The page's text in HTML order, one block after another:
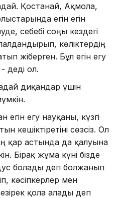
Қостанай, Ақмола,
егін егін
себебі соңғы кездегі
көліктердің
жіберген. Бұл егін егу
деді ол.
диқандар үшін
егін егу науқаны, күзгі
кешіктіретіні сөзсіз. Ол
қар астында да қалуына
Бірақ жұма күні бізде
болады деп болжанып
кәсіпкерлер мен
қолға алады деп